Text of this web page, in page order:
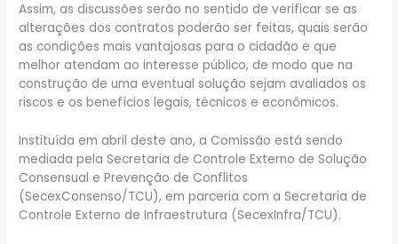
Assim, as discussões serão no sentido de verificar se as
alterações dos contratos poderão ser feitas, quais serão
as condições mais vantajosas para o cidadão e que
melhor atendam ao interesse público, de modo que na
construção de uma eventual solução sejam avaliados os
riscos e os benefícios legais, técnicos e econômicos.
Instituída em abril deste ano, a Comissão está sendo
mediada pela Secretaria de Controle Externo de Solução
Consensual e Prevenção de Conflitos
(SecexConsenso/TCU), em parceria com a Secretaria de
Controle Externo de Infraestrutura (SecexInfra/TCU).